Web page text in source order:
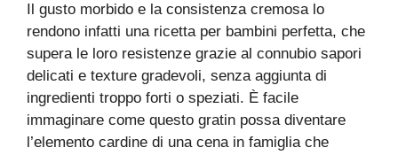
Il gusto morbido e la consistenza cremosa lo
rendono infatti una ricetta per bambini perfetta, che
supera le loro resistenze grazie al connubio sapori
delicati e texture gradevoli, senza aggiunta di
ingredienti troppo forti o speziati. È facile
immaginare come questo gratin possa diventare
l’elemento cardine di una cena in famiglia che